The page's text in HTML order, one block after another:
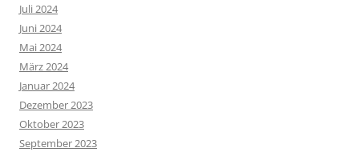
Juli 2024
Juni 2024
Mai 2024
März 2024
Januar 2024
Dezember 2023
Oktober 2023
September 2023